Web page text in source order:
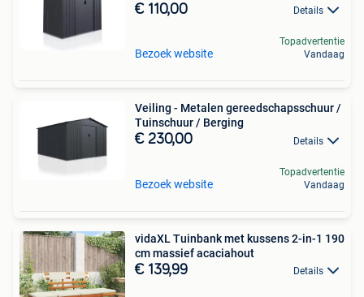
€ 110,00 Details
Bezoek website
Topadvertentie
Vandaag
Veiling - Metalen gereedschapsschuur /
Tuinschuur / Berging
€ 230,00 Details
Bezoek website
Topadvertentie
Vandaag
vidaXL Tuinbank met kussens 2-in-1 190
cm massief acaciahout
€ 139,99 Details